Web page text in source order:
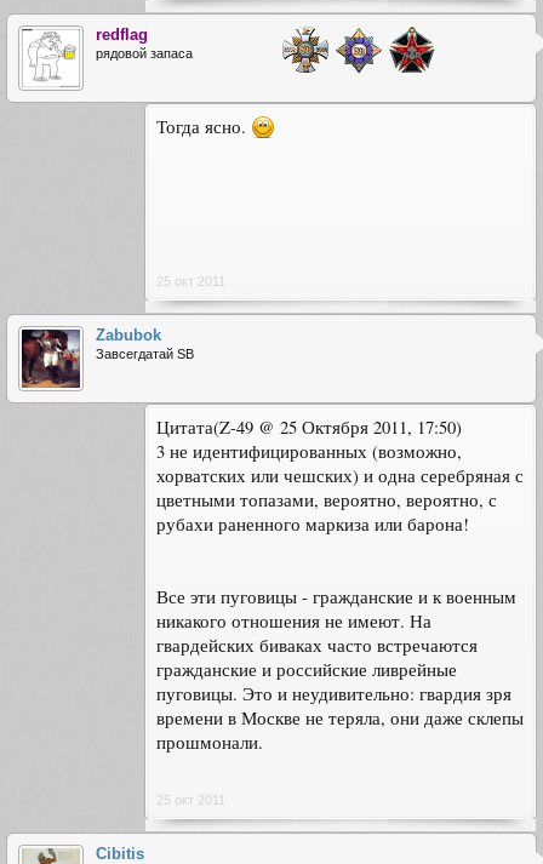
redflag
рядовой запаса
Тогда ясно.
25 окт 2011
Zabubok
Завсегдатай SB
Цитата(Z-49 @ 25 Октября 2011, 17:50)
3 не идентифицированных (возможно,
хорватских или чешских) и одна серебряная с
цветными топазами, вероятно, вероятно, с
рубахи раненного маркиза или барона!
Все эти пуговицы - гражданские и к военным
никакого отношения не имеют. На
гвардейских биваках часто встречаются
гражданские и российские ливрейные
пуговицы. Это и неудивительно: гвардия зря
времени в Москве не теряла, они даже склепы
прошмонали.
25 окт 2011
Cibitis